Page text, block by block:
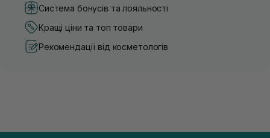
Система бонусів та лояльності
Кращі ціни та топ товари
Рекомендації від косметологів